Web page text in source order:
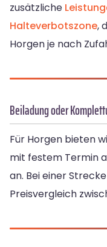
zusätzliche
Halteverbotszone,
Horgen je nach
Beiladung oder
Für Horgen bieten
mit festem Termin
an. Bei einer
Preisvergleich